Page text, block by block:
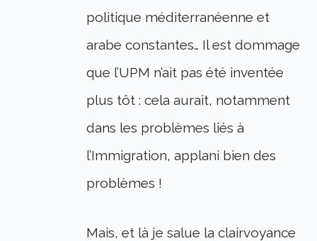
politique méditerranéenne et
arabe constantes… Il est dommage
que l’UPM n’ait pas été inventée
plus tôt : cela aurait, notamment
dans les problèmes liés à
l’Immigration, applani bien des
problèmes !
Mais, et là je salue la clairvoyance